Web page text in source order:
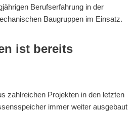
Berufserfahrung in der
Baugruppen im Einsatz.
ist bereits
zahlreichen Projekten in den letzten
immer weiter ausgebaut